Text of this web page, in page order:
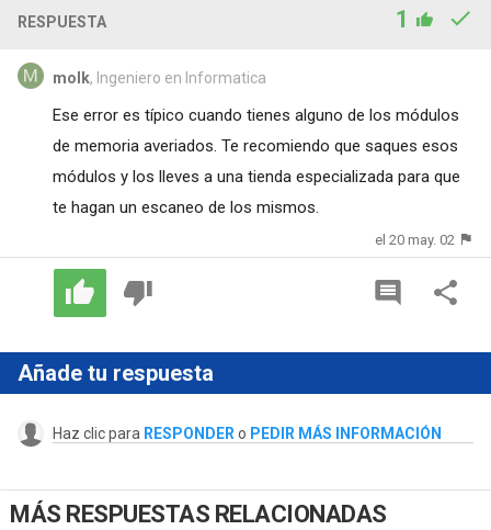
RESPUESTA 1
molk, Ingeniero en Informatica
Ese error es típico cuando tienes alguno de los módulos
de memoria averiados. Te recomiendo que saques esos
módulos y los lleves a una tienda especializada para que
te hagan un escaneo de los mismos.
el 20 may. 02
Añade tu respuesta
Haz clic para RESPONDER o PEDIR MÁS INFORMACIÓN
MÁS RESPUESTAS RELACIONADAS